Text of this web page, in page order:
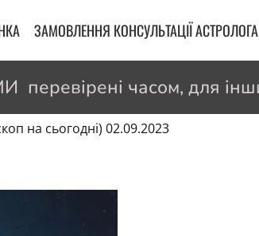
ЗАМОВЛЕННЯ КОНСУЛЬТАЦІЇ АСТРОЛОГА
перевірені часом, для
на сьогодні) 02.09.2023